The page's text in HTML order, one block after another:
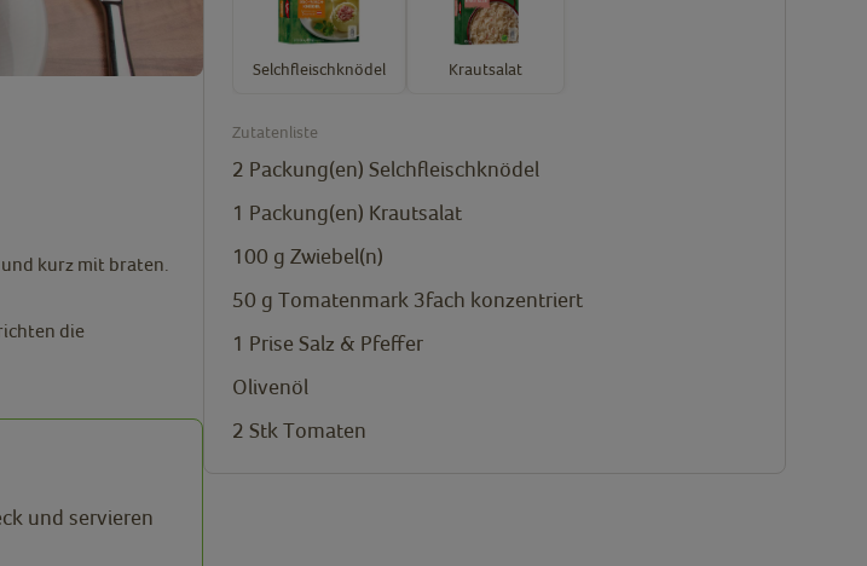
kurz mit braten.
die
und servieren
Selchfleischknödel Krautsalat
Zutatenliste
2 Packung(en) Selchfleischknödel
1 Packung(en) Krautsalat
100 g Zwiebel(n)
50 g Tomatenmark 3fach konzentriert
1 Prise Salz & Pfeffer
Olivenöl
2 Stk Tomaten